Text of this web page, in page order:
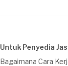
Untuk Penyedia
Bagaimana Cara